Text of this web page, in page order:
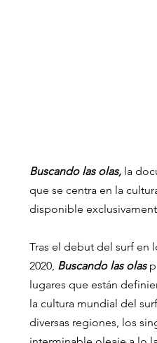
Buscando las olas, la
que se centra en la
disponible
Tras el debut del surf en
2020, Buscando las olas
lugares que están
la cultura mundial del
diversas regiones, los